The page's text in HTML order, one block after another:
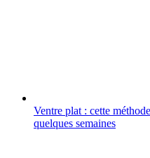
Ventre plat : cette
quelques semaines